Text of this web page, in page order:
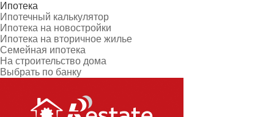
Ипотека
Ипотечный калькулятор
Ипотека на новостройки
Ипотека на вторичное жилье
Семейная ипотека
На строительство дома
Выбрать по банку